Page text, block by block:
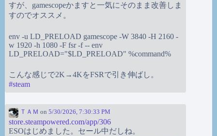
すが、gamescopeかますと一気にそのまま改善しま
すのでオススメ。
env -u LD_PRELOAD gamescope -W 3840 -H 2160 -
w 1920 -h 1080 -F fsr -f -- env
LD_PRELOAD="$LD_PRELOAD" %command%
こんな感じで2K→4KをFSRで引き伸ばし。
#steam
ＴＡＭ on 5/30/2026, 7:30:33 PM
store.steampowered.com/app/306
ESOはじめました。セール中だしね。